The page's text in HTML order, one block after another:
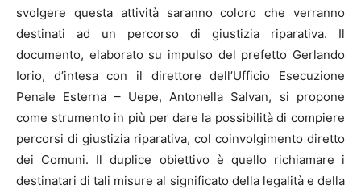
svolgere questa attività saranno coloro che verranno
destinati ad un percorso di giustizia riparativa. Il
documento, elaborato su impulso del prefetto Gerlando
Iorio, d’intesa con il direttore dell’Ufficio Esecuzione
Penale Esterna – Uepe, Antonella Salvan, si propone
come strumento in più per dare la possibilità di compiere
percorsi di giustizia riparativa, col coinvolgimento diretto
dei Comuni. Il duplice obiettivo è quello richiamare i
destinatari di tali misure al significato della legalità e della